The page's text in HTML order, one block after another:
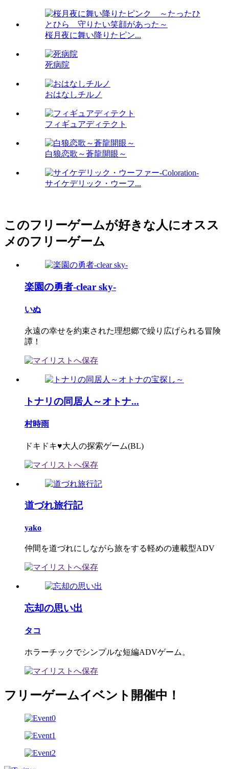
桜月夜に舞い降りたピン...
死病院
おはなしチルノ
フィギュアディテクト
白狼恋歌～蒼龍開眼～
サイケデリック・ウーフ...
このフリーゲームが好きな人にオスス
メのフリーゲーム
楽園の勇者-clear sky-
いぬ
永遠の幸せを約束された理想郷で繰り広げられる冒険
譚！
トナリの同居人～オトナ...
村時雨
ドキドキ♥大人の探索ゲーム(BL)
道づれ旅行記
yako
仲間を道づれにしながら旅をする軽めの連載型ADV
忘却の思い出
タコ
ホラーチックでシンプルな短編ADVゲーム。
フリーゲームイベント開催中！